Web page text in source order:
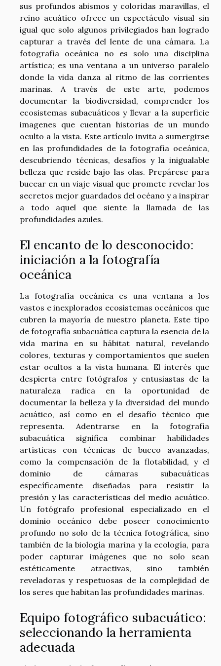
sus profundos abismos y coloridas maravillas, el
reino acuático ofrece un espectáculo visual sin
igual que solo algunos privilegiados han logrado
capturar a través del lente de una cámara. La
fotografía oceánica no es solo una disciplina
artística; es una ventana a un universo paralelo
donde la vida danza al ritmo de las corrientes
marinas. A través de este arte, podemos
documentar la biodiversidad, comprender los
ecosistemas subacuáticos y llevar a la superficie
imagenes que cuentan historias de un mundo
oculto a la vista. Este artículo invita a sumergirse
en las profundidades de la fotografía oceánica,
descubriendo técnicas, desafíos y la inigualable
belleza que reside bajo las olas. Prepárese para
bucear en un viaje visual que promete revelar los
secretos mejor guardados del océano y a inspirar
a todo aquel que siente la llamada de las
profundidades azules.
El encanto de lo desconocido:
iniciación a la fotografía
oceánica
La fotografía oceánica es una ventana a los
vastos e inexplorados ecosistemas oceánicos que
cubren la mayoría de nuestro planeta. Este tipo
de fotografía subacuática captura la esencia de la
vida marina en su hábitat natural, revelando
colores, texturas y comportamientos que suelen
estar ocultos a la vista humana. El interés que
despierta entre fotógrafos y entusiastas de la
naturaleza radica en la oportunidad de
documentar la belleza y la diversidad del mundo
acuático, así como en el desafío técnico que
representa. Adentrarse en la fotografía
subacuática significa combinar habilidades
artísticas con técnicas de buceo avanzadas,
como la compensación de la flotabilidad, y el
dominio de cámaras subacuáticas
específicamente diseñadas para resistir la
presión y las características del medio acuático.
Un fotógrafo profesional especializado en el
dominio oceánico debe poseer conocimiento
profundo no solo de la técnica fotográfica, sino
también de la biología marina y la ecología, para
poder capturar imágenes que no solo sean
estéticamente atractivas, sino también
reveladoras y respetuosas de la complejidad de
los seres que habitan las profundidades marinas.
Equipo fotográfico subacuático:
seleccionando la herramienta
adecuada